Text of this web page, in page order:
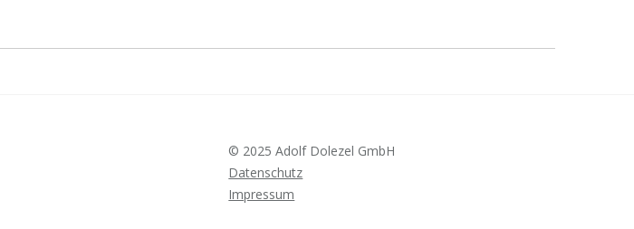
© 2025 Adolf Dolezel GmbH
Datenschutz
Impressum